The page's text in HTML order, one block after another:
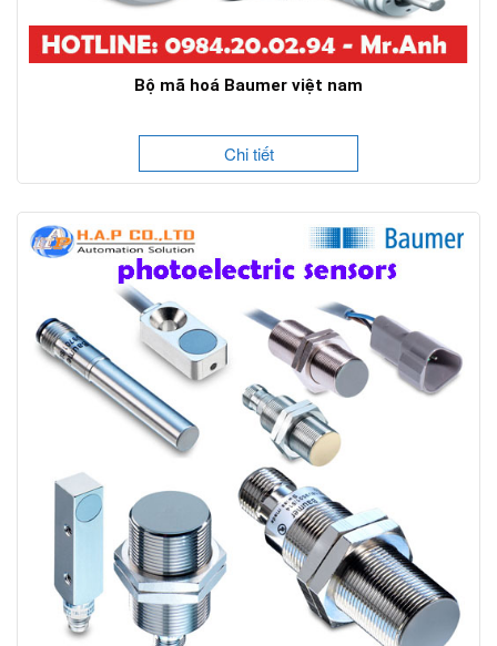
Bộ mã hoá Baumer việt nam
Chi tiết